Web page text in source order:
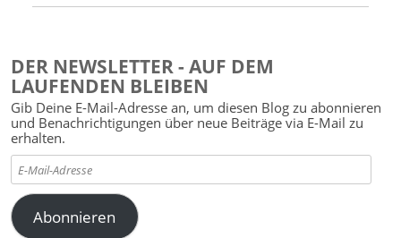
DER NEWSLETTER - AUF DEM
LAUFENDEN BLEIBEN
Gib Deine E-Mail-Adresse an, um diesen Blog zu abonnieren
und Benachrichtigungen über neue Beiträge via E-Mail zu
erhalten.
E-
Mail-
Adresse
Abonnieren